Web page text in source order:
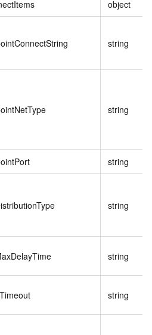
object
string
string
string
string
string
string